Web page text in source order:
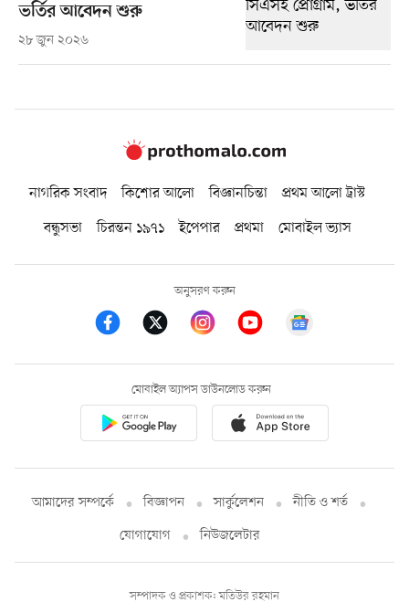
ভর্তির আবেদন শুরু
২৮ জুন ২০২৬
নাগরিক সংবাদ কিশোর আলো বিজ্ঞানচিন্তা
প্রথম আলো ট্রাস্ট
বন্ধুসভা
চিরন্তন ১৯৭১ ইপেপার প্রথমা মোবাইল ভ্যাস
অনুসরণ করুন
মোবাইল অ্যাপস ডাউনলোড করুন
আমাদের সম্পর্কে বিজ্ঞাপন সার্কুলেশন
নীতি ও শর্ত
যোগাযোগ
নিউজলেটার
সম্পাদক ও প্রকাশক: মতিউর রহমান